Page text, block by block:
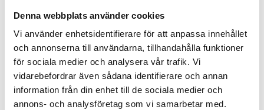
Denna webbplats använder cookies
Vi använder enhetsidentifierare för att anpassa innehållet
och annonserna till användarna, tillhandahålla funktioner
för sociala medier och analysera vår trafik. Vi
vidarebefordrar även sådana identifierare och annan
information från din enhet till de sociala medier och
annons- och analysföretag som vi samarbetar med.
Rörböj 310 mm. 90°
Logga in för att se pris
Rörböj 310mm 15°
Logga in för att se pris